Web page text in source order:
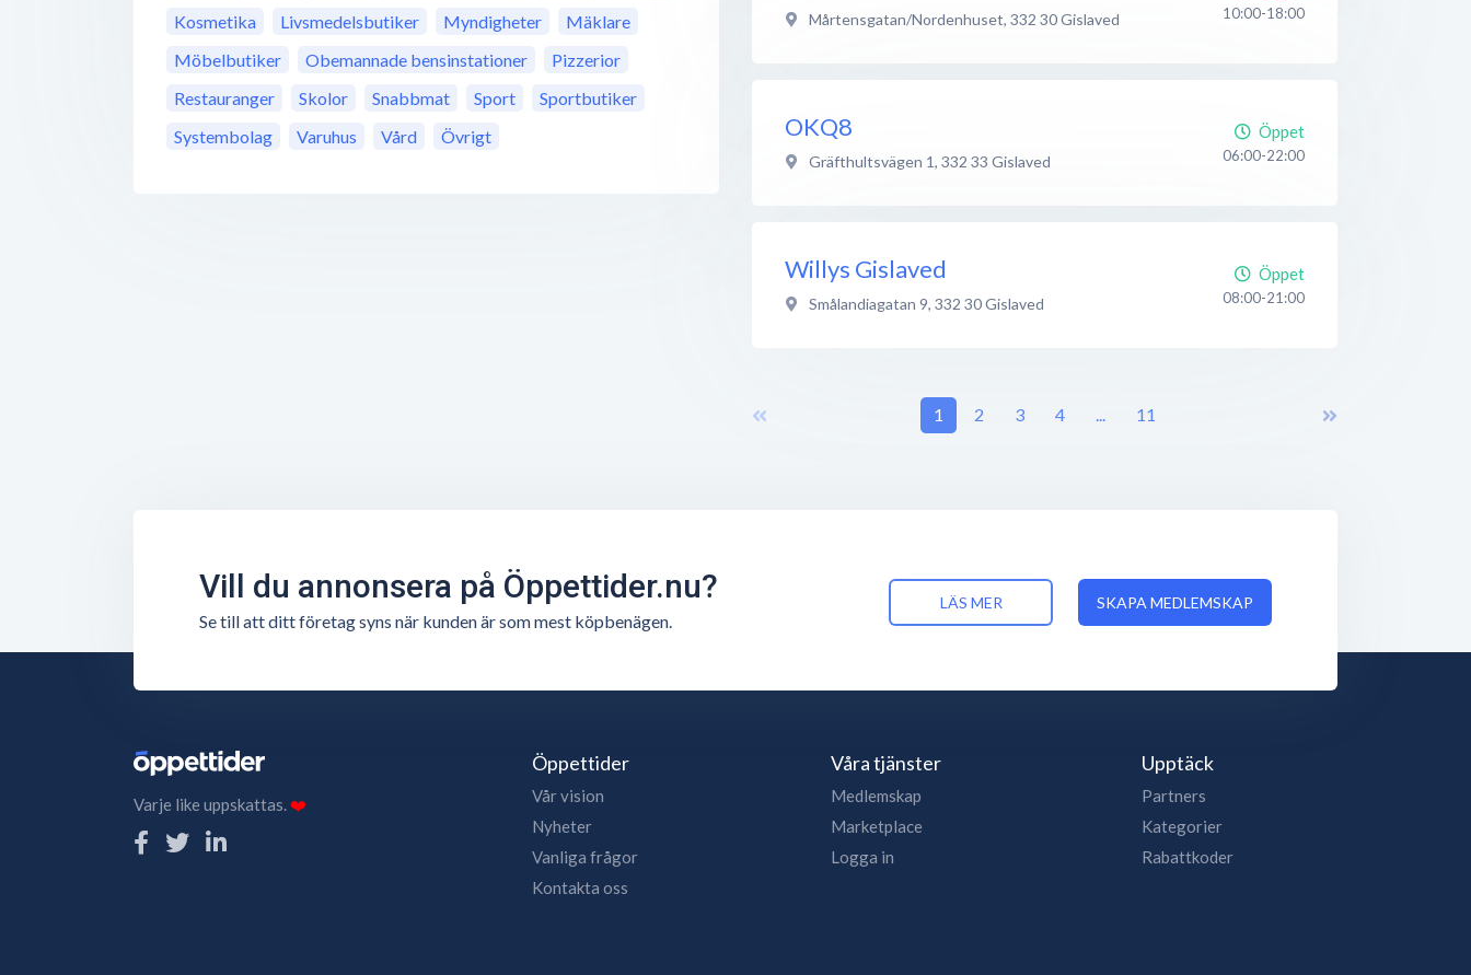
Kosmetika
Livsmedelsbutiker Myndigheter
Mäklare
Möbelbutiker
Obemannade bensinstationer
Pizzerior
Restauranger
Skolor Snabbmat Sport
Sportbutiker
Systembolag
Varuhus Vård Övrigt
Mårtensgatan/Nordenhuset, 332 30Gislaved 10:00-18:00
OKQ8
Gräfthultsvägen 1, 332 33 Gislaved
Öppet
06:00-22:00
Willys Gislaved
Smålandiagatan 9, 332 30Gislaved
Öppet
08:00-21:00
1 2 3 4 ... 11
Vill du annonsera på Öppettider.nu?
Se till att ditt företag syns när kunden är som mest köpbenägen.
LÄS MER SKAPA MEDLEMSKAP
Varje like uppskattas.❤️
Öppettider
Vår vision
Nyheter
Vanliga frågor
Kontakta oss
Våra tjänster
Medlemskap
Marketplace
Logga in
Upptäck
Partners
Kategorier
Rabattkoder